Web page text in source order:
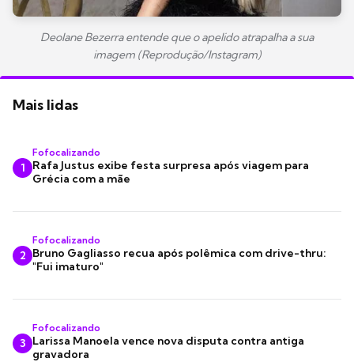
Deolane Bezerra entende que o apelido atrapalha a sua
imagem (Reprodução/Instagram)
Mais lidas
1
Fofocalizando
Rafa Justus exibe festa surpresa após viagem para
Grécia com a mãe
2
Fofocalizando
Bruno Gagliasso recua após polêmica com drive-thru:
"Fui imaturo"
3
Fofocalizando
Larissa Manoela vence nova disputa contra antiga
gravadora